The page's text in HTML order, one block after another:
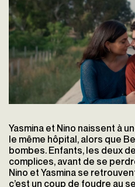
Yasmina et Nino naissent à
le même hôpital, alors que
bombes. Enfants, les deux
complices, avant de se
Nino et Yasmina se
c’est un coup de foudre au